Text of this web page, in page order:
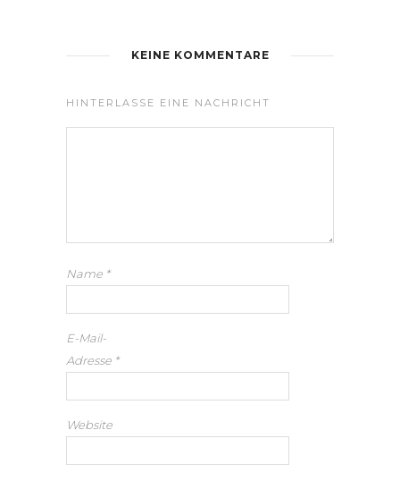
KEINE KOMMENTARE
HINTERLASSE EINE NACHRICHT
Name *
E-Mail-
Adresse *
Website